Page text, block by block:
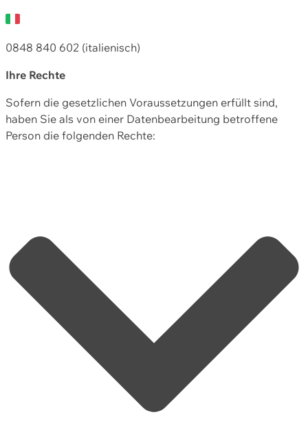
0848 840 602 (italienisch)
Ihre Rechte
Sofern die gesetzlichen Voraussetzungen erfüllt sind,
haben Sie als von einer Datenbearbeitung betroffene
Person die folgenden Rechte: